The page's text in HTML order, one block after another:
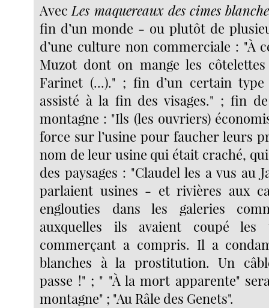
Avec Les maquereaux des cimes
fin d’un monde - ou plutôt de
d’une culture non commerciale : "À
Muzot dont on mange les
Farinet (...)." ; fin d’un certain type
assisté à la fin des visages." ; fin
montagne : "Ils (les ouvriers)
force sur l’usine pour faucher leurs
nom de leur usine qui était craché,
des paysages : "Claudel les a vus au
parlaient usines - et rivières aux
englouties dans les galeries
auxquelles ils avaient coupé les
commerçant a compris. Il a
blanches à la prostitution. Un
passe !" ; " "À la mort apparente"
montagne" ; "Au Râle des Genets".